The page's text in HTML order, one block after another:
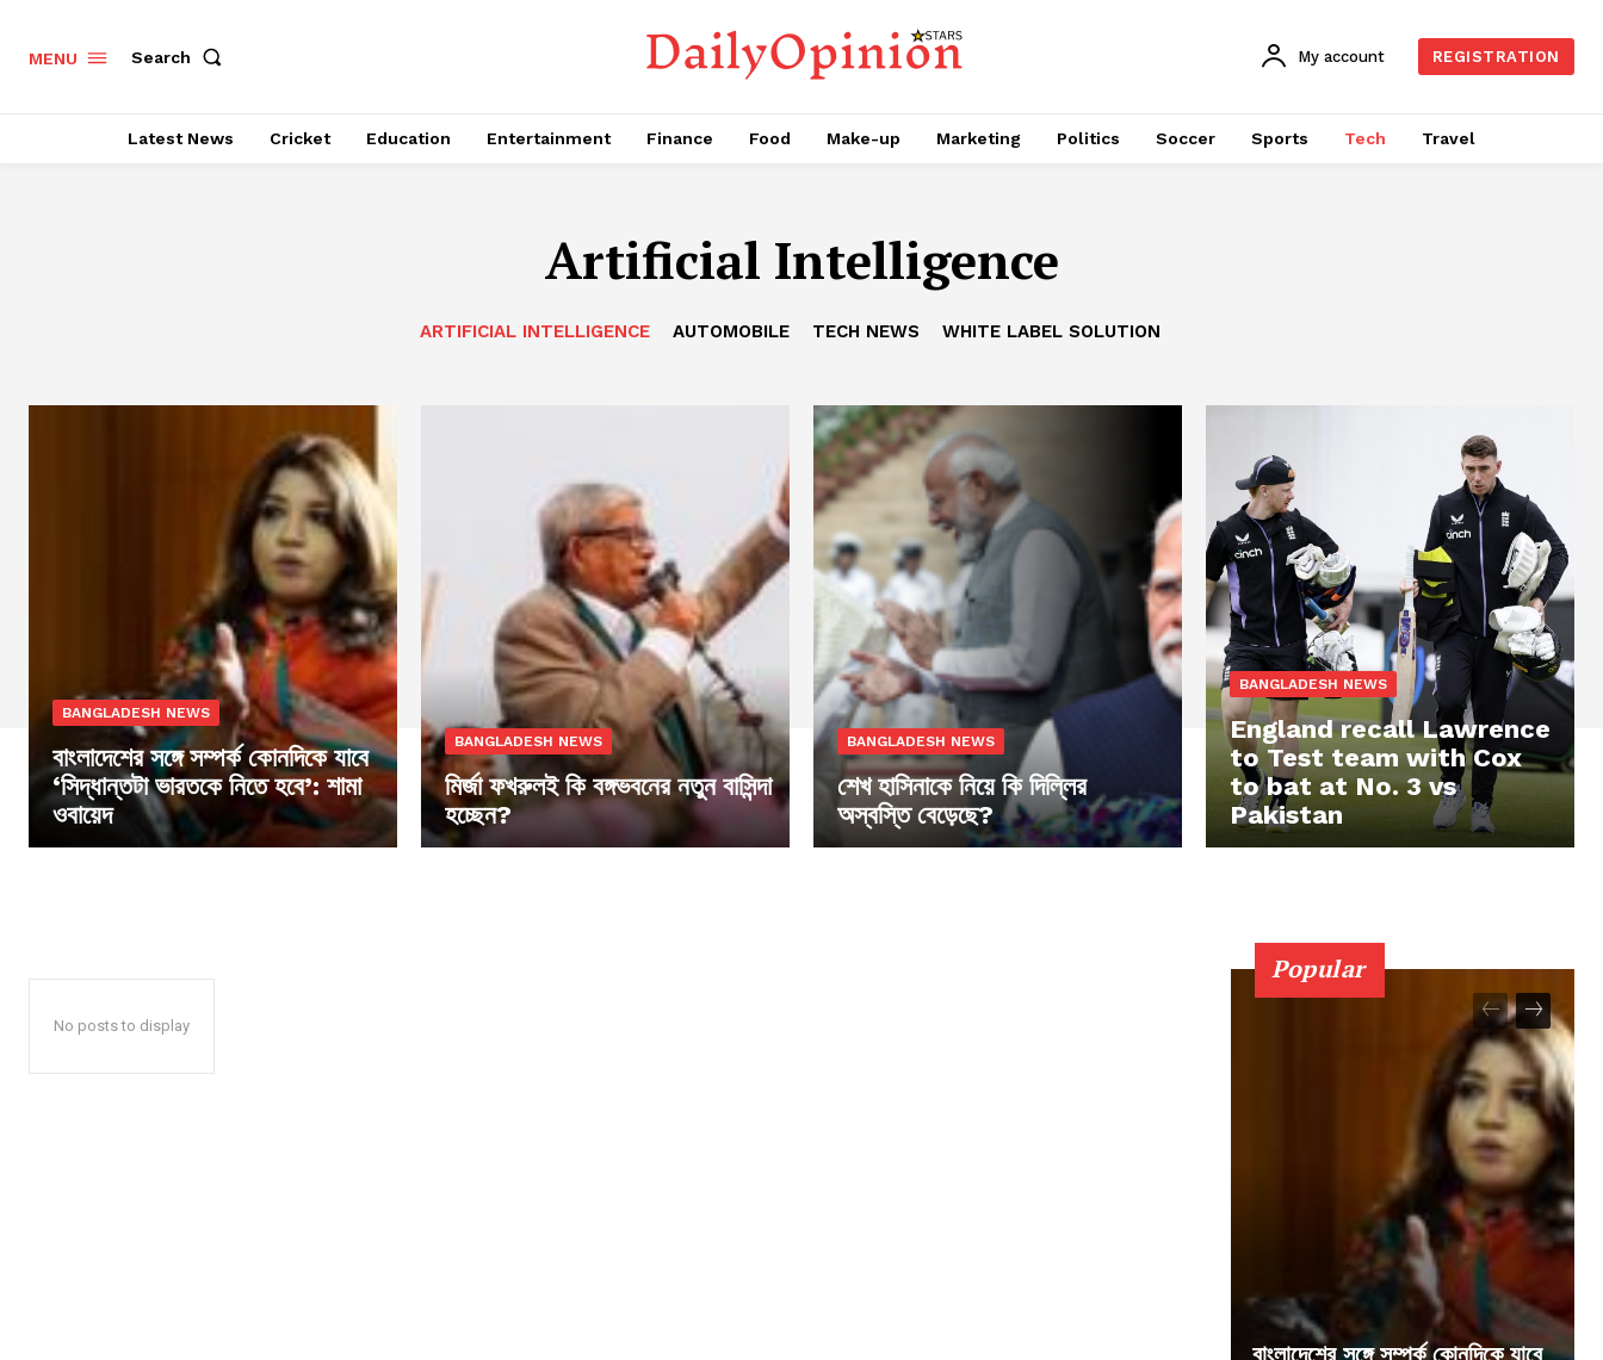
MENU Search My account REGISTRATION
Latest News Cricket Education Entertainment Finance Food Make-up Marketing Politics Soccer Sports Tech Travel
Artificial Intelligence
ARTIFICIAL INTELLIGENCE AUTOMOBILE TECH NEWS WHITE LABEL SOLUTION
BANGLADESH NEWS
বাংলাদেশের সঙ্গে সম্পর্ক কোনদিকে যাবে
‘সিদ্ধান্তটা ভারতকে নিতে হবে’: শামা
ওবায়েদ
BANGLADESH NEWS
মির্জা ফখরুলই কি বঙ্গভবনের নতুন বাসিন্দা
হচ্ছেন?
BANGLADESH NEWS
শেখ হাসিনাকে নিয়ে কি দিল্লির
অস্বস্তি বেড়েছে?
BANGLADESH NEWS
England recall Lawrence
to Test team with Cox
to bat at No. 3 vs
Pakistan
No posts to display
Popular
বাংলাদেশের সঙ্গে সম্পর্ক কোনদিকে যাবে